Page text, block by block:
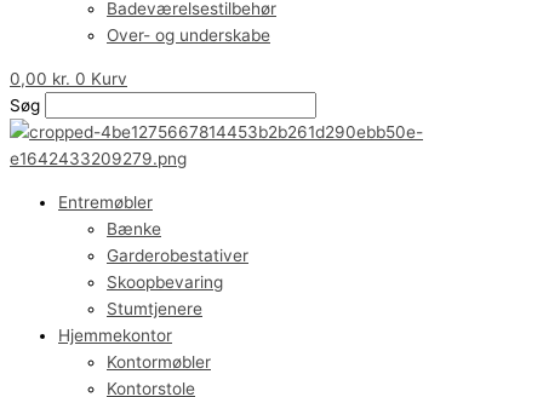
Badeværelsestilbehør
Over- og underskabe
0,00 kr. 0 Kurv
Søg
Entremøbler
Bænke
Garderobestativer
Skoopbevaring
Stumtjenere
Hjemmekontor
Kontormøbler
Kontorstole